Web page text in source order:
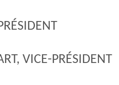
VICE-PRÉSIDENT